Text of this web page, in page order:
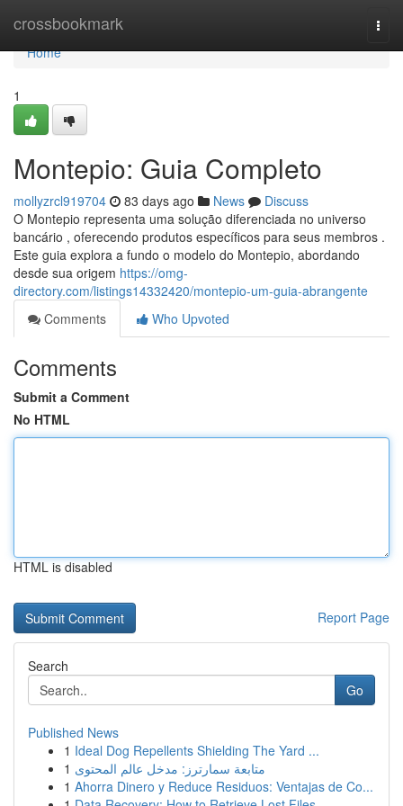
crossbookmark
Home
Home
1
Montepio: Guia Completo
mollyzrcl919704 83 days ago News
Discuss
O Montepio representa uma solução diferenciada no universo
bancário , oferecendo produtos específicos para seus membros .
Este guia explora a fundo o modelo do Montepio, abordando
desde sua origem https://omg-
directory.com/listings14332420/montepio-um-guia-abrangente
Comments
Who Upvoted
Comments
Submit a Comment
No HTML
HTML is disabled
Report Page
Search
Go
Published News
1 Ideal Dog Repellents Shielding The Yard ...
1 متابعة سمارترز: مدخل عالم المحتوى
1 Ahorra Dinero y Reduce Residuos: Ventajas de Co...